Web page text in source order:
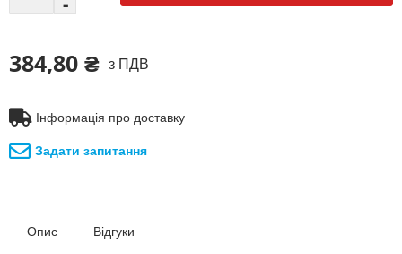
384,80 ₴ з ПДВ
Інформація про доставку
Задати запитання
Опис Відгуки